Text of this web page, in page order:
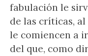
fabulación le
de las críticas, al
le comiencen a
del que, como